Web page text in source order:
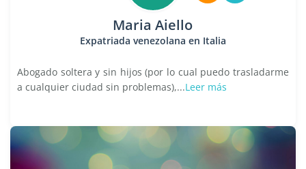
Maria Aiello
Expatriada venezolana en Italia
Abogado soltera y sin hijos (por lo cual puedo trasladarme
a cualquier ciudad sin problemas),...Leer más